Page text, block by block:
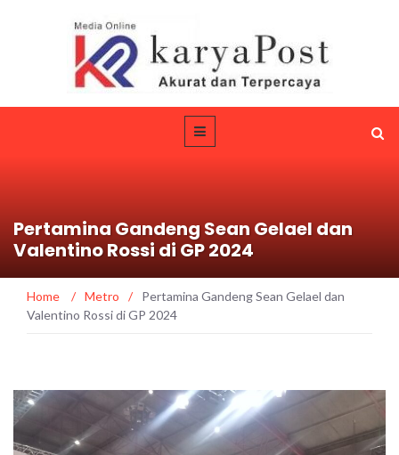
Pertamina Gandeng Sean Gelael dan
Valentino Rossi di GP 2024
Home / Metro /
Pertamina Gandeng Sean Gelael dan
Valentino Rossi di GP 2024